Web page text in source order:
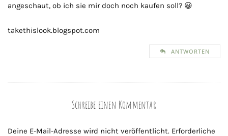
angeschaut, ob ich sie mir doch noch kaufen soll? 😀
takethislook.blogspot.com
ANTWORTEN
Schreibe einen Kommentar
Deine E-Mail-Adresse wird nicht veröffentlicht. Erforderliche